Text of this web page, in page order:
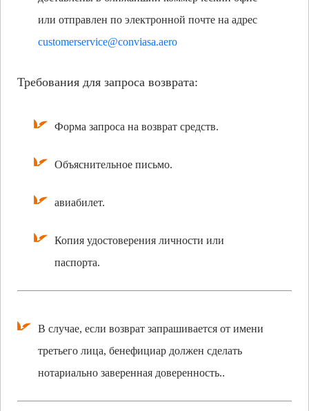
или отправлен по электронной почте на адрес
customerservice@conviasa.aero
Требования для запроса возврата:
Форма запроса на возврат средств.
Объяснительное письмо.
авиабилет.
Копия удостоверения личности или
паспорта.
В случае, если возврат запрашивается от имени
третьего лица, бенефициар должен сделать
нотариально заверенная доверенность..